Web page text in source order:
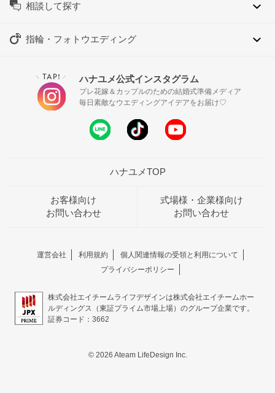
相談して探す
指輪・フォトウエディング
＼ TAP! ／ ハナユメ公式インスタグラム
プレ花嫁＆カップルのための結婚式準備メディア
毎日素敵なウエディングアイデアをお届け♡
ハナユメTOP
お客様向け
お問い合わせ
式場様・企業様向け
お問い合わせ
運営会社 利用規約
個人関連情報の受領と利用について
プライバシーポリシー
株式会社エイチームライフデザインは株式会社エイチームホー
ルディングス（東証プライム市場上場）のグループ企業です。
証券コード：3662
© 2026 Ateam LifeDesign Inc.